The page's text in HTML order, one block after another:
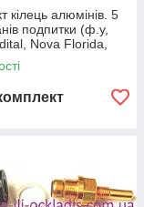
кілець алюмінів. 5
подпитки (ф.у,
Nova Florida,
к.з. 0390/1